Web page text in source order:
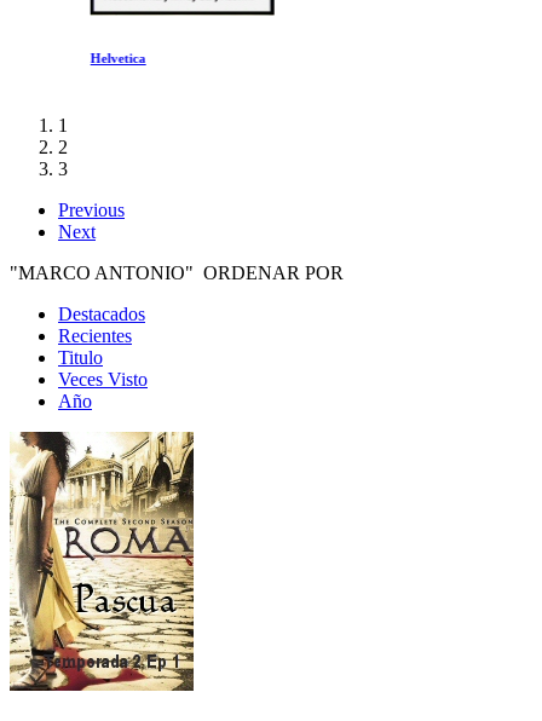
Helvetica
1
2
3
Previous
Next
"MARCO ANTONIO" ORDENAR POR
Destacados
Recientes
Titulo
Veces Visto
Año